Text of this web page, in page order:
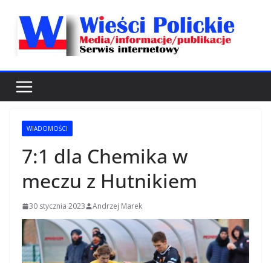
WIADOMOŚCI
7:1 dla Chemika w
meczu z Hutnikiem
30 stycznia 2023 Andrzej Marek